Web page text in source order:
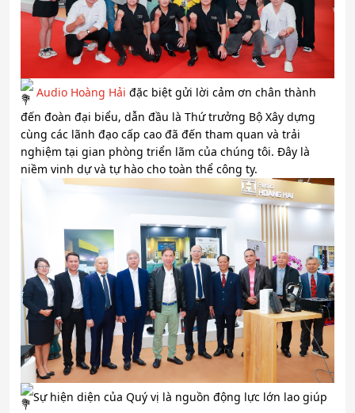
Audio Hoàng Hải đặc biệt gửi lời cảm ơn chân thành
đến đoàn đại biểu, dẫn đầu là Thứ trưởng Bộ Xây dựng
cùng các lãnh đạo cấp cao đã đến tham quan và trải
nghiệm tại gian phòng triển lãm của chúng tôi. Đây là
niềm vinh dự và tự hào cho toàn thể công ty.
Sự hiện diện của Quý vị là nguồn động lực lớn lao giúp